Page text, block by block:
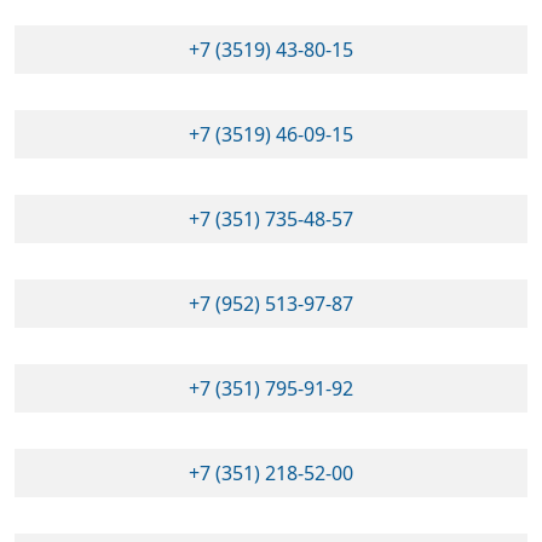
+7 (3519) 43-80-15
+7 (3519) 46-09-15
+7 (351) 735-48-57
+7 (952) 513-97-87
+7 (351) 795-91-92
+7 (351) 218-52-00